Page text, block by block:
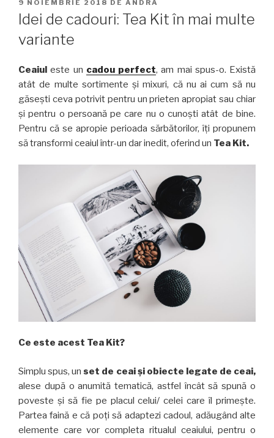
PE
9 NOIEMBRIE 2018 DE ANDRA
Idei de cadouri: Tea Kit în mai multe
variante
Ceaiul este un cadou perfect, am mai spus-o. Există
atât de multe sortimente și mixuri, că nu ai cum să nu
găsești ceva potrivit pentru un prieten apropiat sau chiar
și pentru o persoană pe care nu o cunoști atât de bine.
Pentru că se apropie perioada sărbătorilor, îți propunem
să transformi ceaiul într-un dar inedit, oferind un Tea Kit.
Ce este acest Tea Kit?
Simplu spus, unset de ceai și obiecte legate de ceai,
alese după o anumită tematică, astfel încât să spună o
poveste și să fie pe placul celui/ celei care îl primește.
Partea faină e că poți să adaptezi cadoul, adăugând alte
elemente care vor completa ritualul ceaiului, pentru o